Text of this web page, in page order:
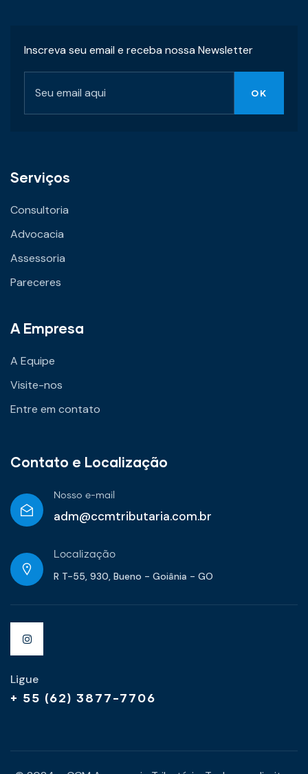
Inscreva seu email e receba nossa Newsletter
Serviços
Consultoria
Advocacia
Assessoria
Pareceres
A Empresa
A Equipe
Visite-nos
Entre em contato
Contato e Localização
Nosso e-mail
adm@ccmtributaria.com.br
Localização
R T-55, 930, Bueno - Goiânia - GO
Ligue
+ 55 (62) 3877-7706